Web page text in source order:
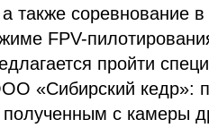
также соревнование
FPV-
пройти
«Сибирский кедр»:
с камеры